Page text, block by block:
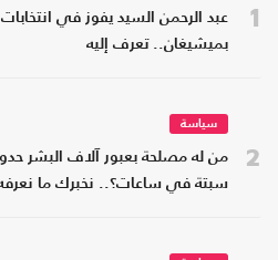
1
عبد الرحمن السيد يفوز في انتخابات
بميشيغان.. تعرف إليه
2
سياسة
من له مصلحة بعبور آلاف البشر
سبتة في ساعات؟.. نخبرك ما